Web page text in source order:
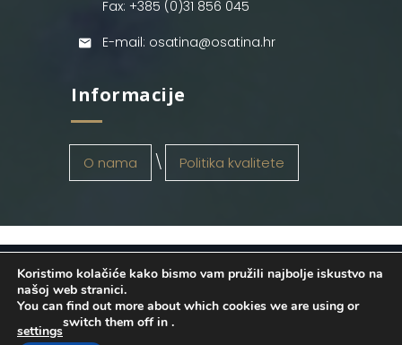
Fax: +385 (0)31 856 045
E-mail: osatina@osatina.hr
Informacije
O nama Politika kvalitete
OSATINA GRUPA d.o.o. 2026
. Configured
byINFOS Osijek. Sva prava pridržana.
Koristimo kolačiće kako bismo vam pružili najbolje iskustvo na
našoj web stranici.
You can find out more about which cookies we are using or
switch them off in
settings
.